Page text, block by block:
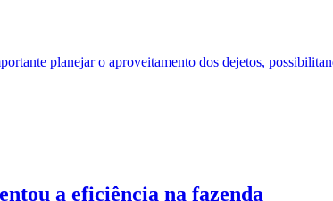
planejar o aproveitamento dos dejetos,
a eficiência na fazenda